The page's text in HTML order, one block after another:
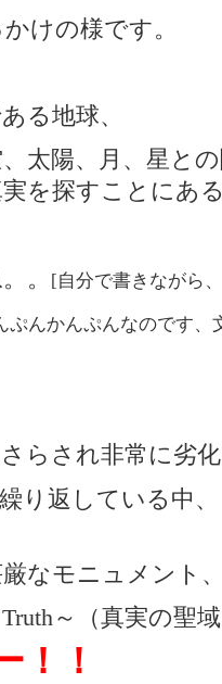
けの様です。
る地球、
太陽、月、星と
を探すことにあ
。
[自分で書きながら、
ぷんかんぷんなのです、
らされ非常に劣
り返している中
なモニュメント
Truth～（真実の聖
！！